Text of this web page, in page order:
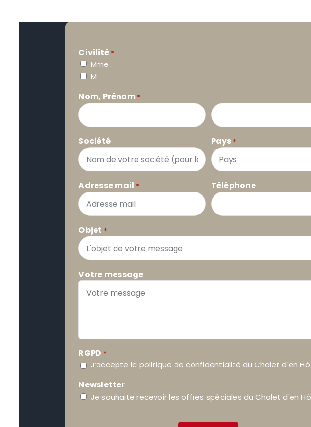
Civilité *
Mme
M.
Nom, Prénom *
Société Pays *
Adresse mail * Téléphone
Objet *
Votre message
RGPD *
J’accepte la politique de confidentialité du Chalet d'en Hô
Newsletter
Je souhaite recevoir les offres spéciales du Chalet d'en Hô